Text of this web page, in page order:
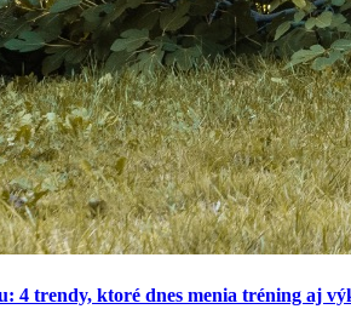
4 trendy, ktoré dnes menia tréning aj